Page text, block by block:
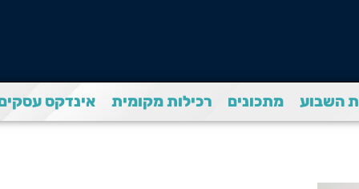
השבוע מתכונים רכילות מקומית אינדקס